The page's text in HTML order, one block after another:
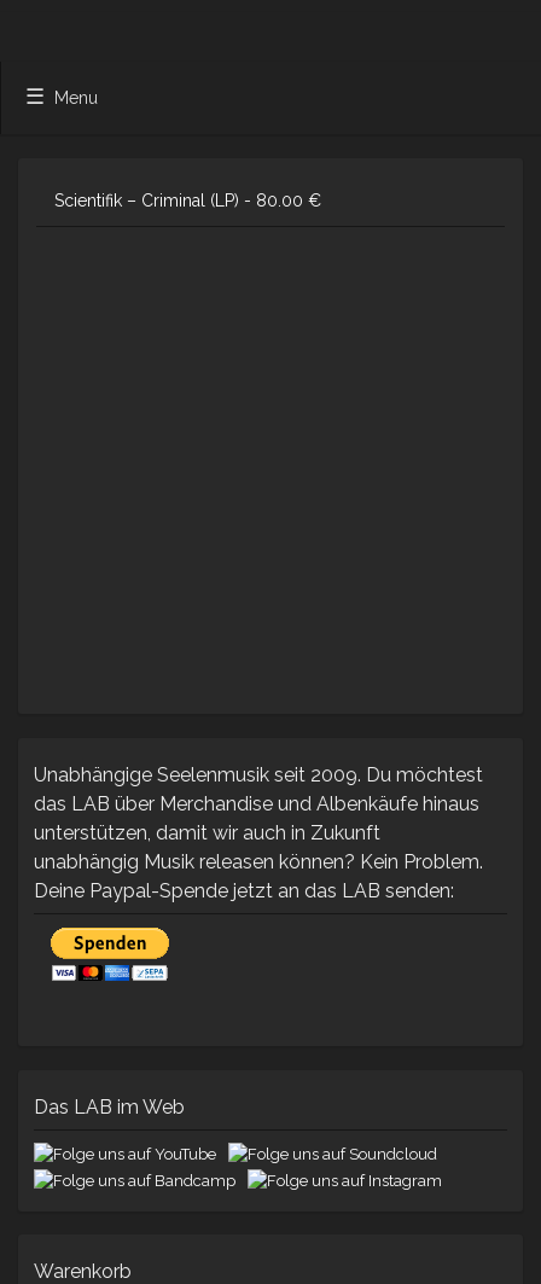
Menu
Scientifik – Criminal (LP) - 80.00 €
Unabhängige Seelenmusik seit 2009. Du möchtest
das LAB über Merchandise und Albenkäufe hinaus
unterstützen, damit wir auch in Zukunft
unabhängig Musik releasen können? Kein Problem.
Deine Paypal-Spende jetzt an das LAB senden:
Das LAB im Web
Warenkorb